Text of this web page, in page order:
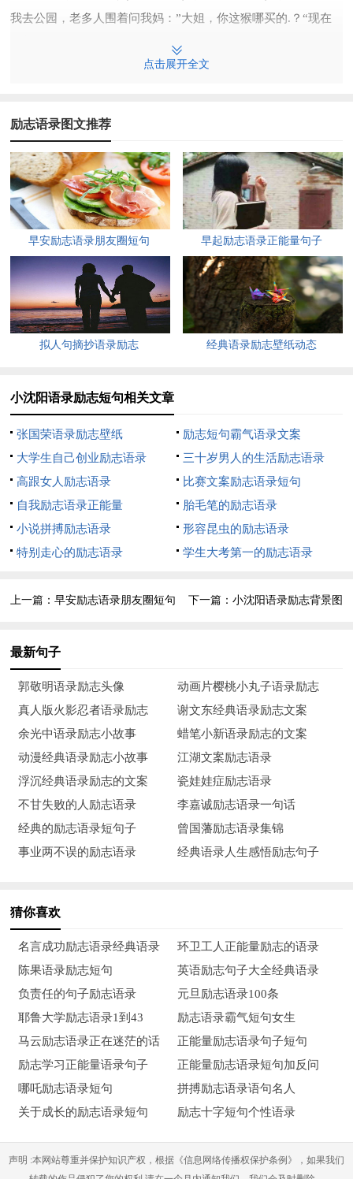
我去公园，老多人围着问我妈：”大姐，你这猴哪买的.？“现在
的王子。
7、太阳出来照大地！欢迎大伙来看戏！要问我是哪一个，
人送外号小巩俐！
8、我的原则是：人不犯我，我不犯人；人若犯我，我就生
气！
9、再逼我，再逼我就装死给你看！
10、朋友们呐，他们都说乍瞅我长的坷趁，其实我一点也不
11、人生就是这样：眼睛一闭一睁一天过去了，眼睛再一闭
不睁一辈子过去了。
12、走别人的路，让别人无路可走。
13、在人之上，要把人当人；在人之下，要把自己当人。
14、人生最痛苦的事情是，人死了，钱没花完！
的人！
这是为什么呢？
17、鄙视我的人那么多，你算老几？
18、人生四大悲：久旱逢甘雨，一滴；他乡遇故知，债主；
洞房花烛夜，隔壁；金榜题名时，做梦。
19、我代表我的保镖拉登，我的秘书安南，我的仆人水扁，
我的宠物小泉，感谢朋友们这么捧我！
20、人这一生其实可短暂了，有时候跟睡觉是一样一样的，
21、别看我长得变态，其实我老有才了！
22、想开心看二人转，想闹心就看一下足球，想往死里闹心
就看一下中国足球。
23、小妹儿看见我就乐了，哎呀，大哥，你长得真像大海，
可惜大哥，我晕船啊，看见大海就想吐啊！
点击展开全文
励志语录图文推荐
早安励志语录朋友圈短句 早起励志语录正能量句子
拟人句摘抄语录励志 经典语录励志壁纸动态
小沈阳语录励志短句相关文章
张国荣语录励志壁纸
励志短句霸气语录文案
大学生自己创业励志语录
三十岁男人的生活励志语录
高跟女人励志语录
比赛文案励志语录短句
自我励志语录正能量
胎毛笔的励志语录
小说拼搏励志语录
形容昆虫的励志语录
特别走心的励志语录
学生大考第一的励志语录
上一篇：早安励志语录朋友圈短句 下一篇： 小沈阳语录励志背景图
最新句子
郭敬明语录励志头像
动画片樱桃小丸子语录励志
真人版火影忍者语录励志
谢文东经典语录励志文案
余光中语录励志小故事
蜡笔小新语录励志的文案
动漫经典语录励志小故事
江湖文案励志语录
浮沉经典语录励志的文案
瓷娃娃症励志语录
不甘失败的人励志语录
李嘉诚励志语录一句话
经典的励志语录短句子
曾国藩励志语录集锦
事业两不误的励志语录
经典语录人生感悟励志句子
猜你喜欢
名言成功励志语录经典语录
环卫工人正能量励志的语录
陈果语录励志短句
英语励志句子大全经典语录
负责任的句子励志语录
元旦励志语录100条
耶鲁大学励志语录1到43
励志语录霸气短句女生
马云励志语录正在迷茫的话
正能量励志语录句子短句
励志学习正能量语录句子
正能量励志语录短句加反问
哪吒励志语录短句
拼搏励志语录语句名人
关于成长的励志语录短句
励志十字短句个性语录
声明 :本网站尊重并保护知识产权，根据《信息网络传播权保护条例》，如果我们